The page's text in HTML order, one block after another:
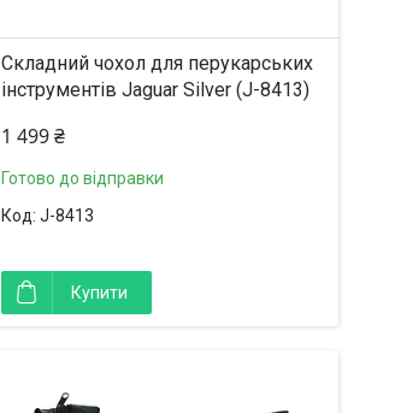
Складний чохол для перукарських
інструментів Jaguar Silver (J-8413)
1 499 ₴
Готово до відправки
J-8413
Купити